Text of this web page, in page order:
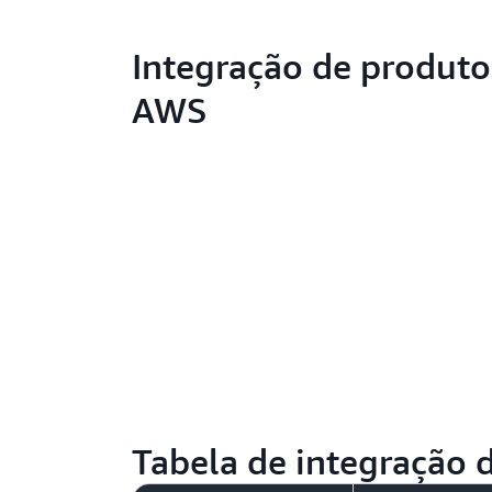
Integração de
AWS
Tabela de integração